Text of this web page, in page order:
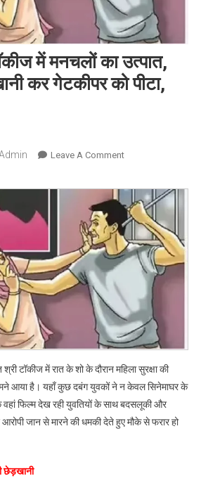
में मनचलों का उत्पात,
कर गेटकीपर को पीटा,
Leave A CommentOn
के
श्री
टॉकीज
में
मनचलों
युवतियों
से
छेड़खानी
कर
गेटकीपर
को
दर्ज
टॉकीज में रात के शो के दौरान महिला सुरक्षा की
आया है। यहाँ कुछ दबंग युवकों ने न केवल सिनेमाघर के
वहां फिल्म देख रही युवतियों के साथ बदसलूकी और
जान से मारने की धमकी देते हुए मौके से फरार हो
छेड़खानी